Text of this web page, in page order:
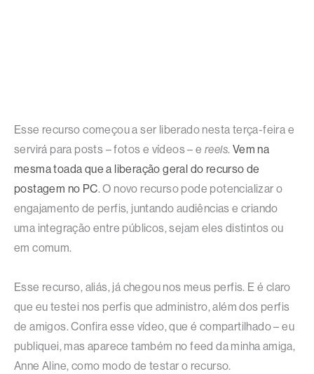
Esse recurso começou a ser liberado nesta terça-feira e
servirá para posts – fotos e vídeos – e reels. Vem na
mesma toada que a liberação geral do recurso de
postagem no PC. O novo recurso pode potencializar o
engajamento de perfis, juntando audiências e criando
uma integração entre públicos, sejam eles distintos ou
em comum.
Esse recurso, aliás, já chegou nos meus perfis. E é claro
que eu testei nos perfis que administro, além dos perfis
de amigos. Confira esse vídeo, que é compartilhado – eu
publiquei, mas aparece também no feed da minha amiga,
Anne Aline, como modo de testar o recurso.